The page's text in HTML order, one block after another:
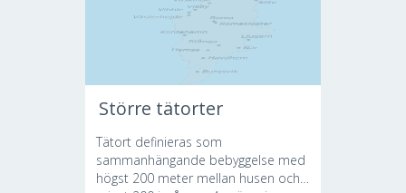
Större tätorter
Tätort definieras som
sammanhängande bebyggelse med
högst 200 meter mellan husen och